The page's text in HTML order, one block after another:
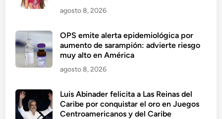
agosto 8, 2026
OPS emite alerta epidemiológica por
aumento de sarampión: advierte riesgo
muy alto en América
agosto 8, 2026
Luis Abinader felicita a Las Reinas del
Caribe por conquistar el oro en Juegos
Centroamericanos y del Caribe